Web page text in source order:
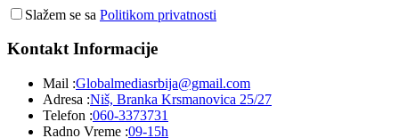
Slažem se sa Politikom privatnosti
KontaktInformacije
Mail :Globalmediasrbija@gmail.com
Adresa :Niš, Branka Krsmanovica 25/27
Telefon :060-3373731
Radno Vreme :09-15h